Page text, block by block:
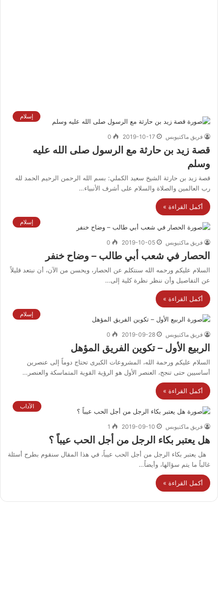
إسلام
فريق ماكتيوبس 2019-10-17
0
قصة زيد بن حارثة مع الرسول صلى الله عليه
وسلم
قصة زيد بن حارثة الشيخ سعيد الكملي: بسم الله الرحمن الرحيم الحمد لله
رب العالمين والصلاة والسلام على أشرف الأنبياء…
أكمل القراءة »
إسلام
فريق ماكتيوبس 2019-10-05
0
الحصار في شعب أبي طالب – وضاح خنفر
السلام عليكم ورحمه الله سنتكلم عن الحصار، ويحسن من الآن، أن نبتعد قليلاً
عن التفاصيل وأن ننظر نظرة كلية إلى…
أكمل القراءة »
إسلام
فريق ماكتيوبس 2019-09-28
0
الربيع الأول – تكوين الفريق المؤهل
السلام عليكم ورحمة الله، المشروعات الكبرى تحتاج دوماً إلى عنصرين
أساسيين حتى تنجح، العنصر الأول هو الرؤية القوية المتماسكة والعنصر…
أكمل القراءة »
الآداب
فريق ماكتيوبس 2019-09-10
1
هل يعتبر بكاء الرجل من أجل الحب عيباً ؟
هل يعتبر بكاء الرجل من أجل الحب عيباً، في هذا المقال سنقوم بطرح أسئلة
غالباً ما يتم سؤالها، وأيضاً…
أكمل القراءة »